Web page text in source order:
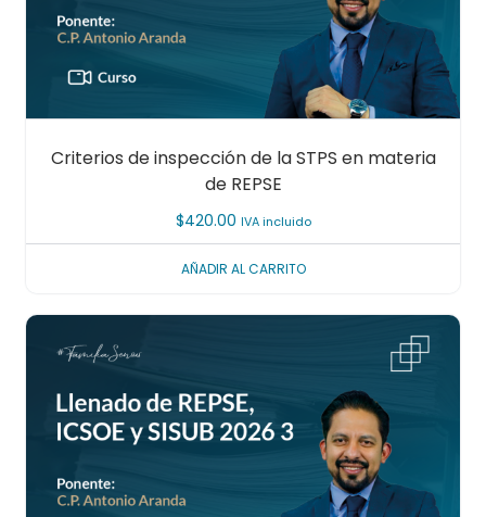
Criterios de inspección de la STPS en materia
de REPSE
$420.00 IVA incluido
AÑADIR AL CARRITO